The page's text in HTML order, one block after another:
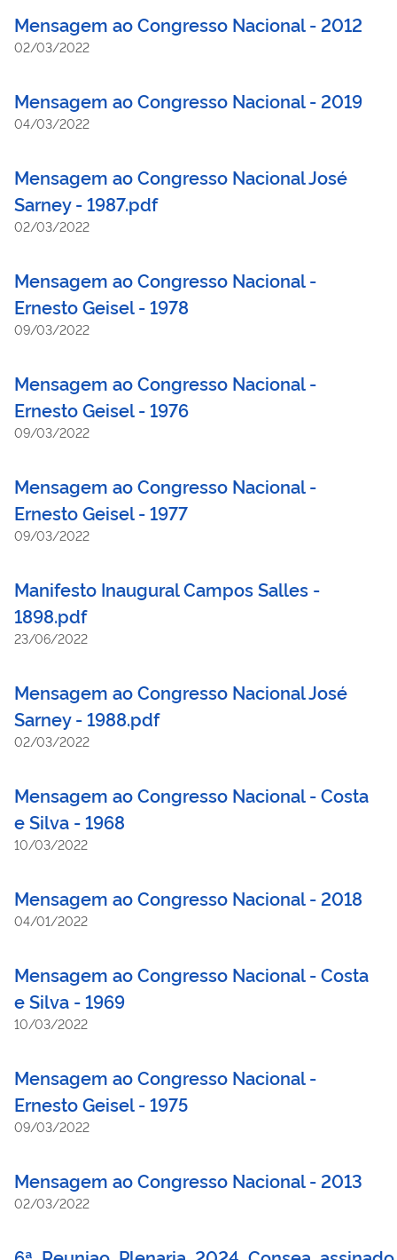
Mensagem ao Congresso Nacional - 2012
02/03/2022
Mensagem ao Congresso Nacional - 2019
04/03/2022
Mensagem ao Congresso Nacional José
Sarney - 1987.pdf
02/03/2022
Mensagem ao Congresso Nacional -
Ernesto Geisel - 1978
09/03/2022
Mensagem ao Congresso Nacional -
Ernesto Geisel - 1976
09/03/2022
Mensagem ao Congresso Nacional -
Ernesto Geisel - 1977
09/03/2022
Manifesto Inaugural Campos Salles -
1898.pdf
23/06/2022
Mensagem ao Congresso Nacional José
Sarney - 1988.pdf
02/03/2022
Mensagem ao Congresso Nacional - Costa
e Silva - 1968
10/03/2022
Mensagem ao Congresso Nacional - 2018
04/01/2022
Mensagem ao Congresso Nacional - Costa
e Silva - 1969
10/03/2022
Mensagem ao Congresso Nacional -
Ernesto Geisel - 1975
09/03/2022
Mensagem ao Congresso Nacional - 2013
02/03/2022